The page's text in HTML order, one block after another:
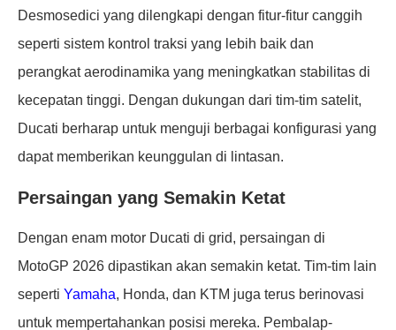
Desmosedici yang dilengkapi dengan fitur-fitur canggih
seperti sistem kontrol traksi yang lebih baik dan
perangkat aerodinamika yang meningkatkan stabilitas di
kecepatan tinggi. Dengan dukungan dari tim-tim satelit,
Ducati berharap untuk menguji berbagai konfigurasi yang
dapat memberikan keunggulan di lintasan.
Persaingan yang Semakin Ketat
Dengan enam motor Ducati di grid, persaingan di
MotoGP 2026 dipastikan akan semakin ketat. Tim-tim lain
seperti Yamaha, Honda, dan KTM juga terus berinovasi
untuk mempertahankan posisi mereka. Pembalap-